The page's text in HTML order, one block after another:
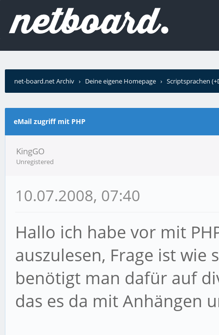
net-board.net Archiv › Deine eigene Homepage › Scriptsprachen
eMail zugriff mit PHP
KingGO
Unregistered
10.07.2008, 07:40
Hallo ich habe vor mit
auszulesen, Frage ist wie
benötigt man dafür auf
das es da mit Anhängen